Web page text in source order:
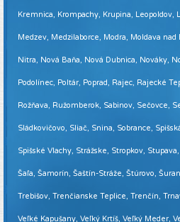
Kremnica, Krompachy, Krupina, Leopoldov,
Medzev, Medzilaborce, Modra, Moldava
Nitra, Nová Baňa, Nová Dubnica, Nováky,
Podolínec, Poltár, Poprad, Rajec, Rajecké
Rožňava, Ružomberok, Sabinov, Sečovce,
Sládkovičovo, Sliač, Snina, Sobrance,
Spišské Vlachy, Strážske, Stropkov,
Šaľa, Šamorín, Šaštín-Stráže, Štúrovo,
Trebišov, Trenčianske Teplice, Trenčín,
Veľké Kapušany, Veľký Krtíš, Veľký Meder,